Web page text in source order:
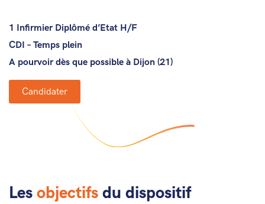
1 Infirmier Diplômé d’Etat H/F
CDI – Temps plein
A pourvoir dès que possible à Dijon (21)
Candidater
Lesobjectifsdu dispositif